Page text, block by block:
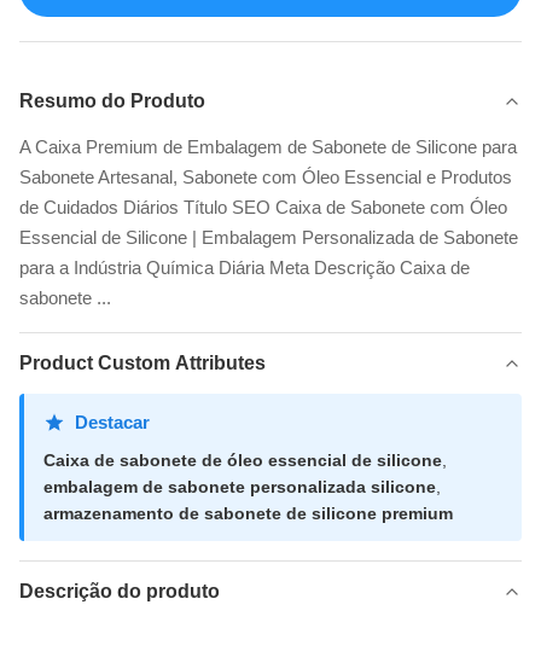
Resumo do Produto
A Caixa Premium de Embalagem de Sabonete de Silicone para
Sabonete Artesanal, Sabonete com Óleo Essencial e Produtos
de Cuidados Diários Título SEO Caixa de Sabonete com Óleo
Essencial de Silicone | Embalagem Personalizada de Sabonete
para a Indústria Química Diária Meta Descrição Caixa de
sabonete ...
Product Custom Attributes
Destacar
Caixa de sabonete de óleo essencial de silicone
embalagem de sabonete personalizada silicone
armazenamento de sabonete de silicone premium
Descrição do produto